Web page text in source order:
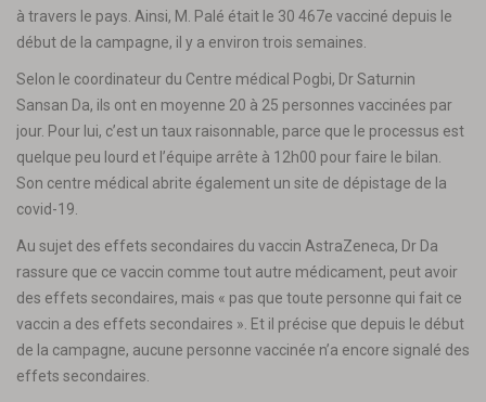
à travers le pays. Ainsi, M. Palé était le 30 467e vacciné depuis le
début de la campagne, il y a environ trois semaines.
Selon le coordinateur du Centre médical Pogbi, Dr Saturnin
Sansan Da, ils ont en moyenne 20 à 25 personnes vaccinées par
jour. Pour lui, c’est un taux raisonnable, parce que le processus est
quelque peu lourd et l’équipe arrête à 12h00 pour faire le bilan.
Son centre médical abrite également un site de dépistage de la
covid-19.
Au sujet des effets secondaires du vaccin AstraZeneca, Dr Da
rassure que ce vaccin comme tout autre médicament, peut avoir
des effets secondaires, mais « pas que toute personne qui fait ce
vaccin a des effets secondaires ». Et il précise que depuis le début
de la campagne, aucune personne vaccinée n’a encore signalé des
effets secondaires.